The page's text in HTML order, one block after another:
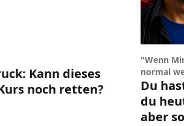
Kann dieses
noch retten?
"Wenn
normal
Du
du
aber